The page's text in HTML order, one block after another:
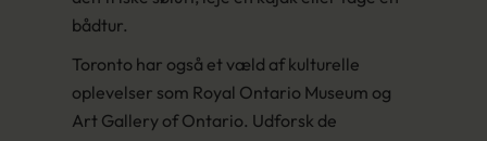
bådtur.
Toronto har også et væld af kulturelle
oplevelser som Royal Ontario Museum og
Art Gallery of Ontario. Udforsk de